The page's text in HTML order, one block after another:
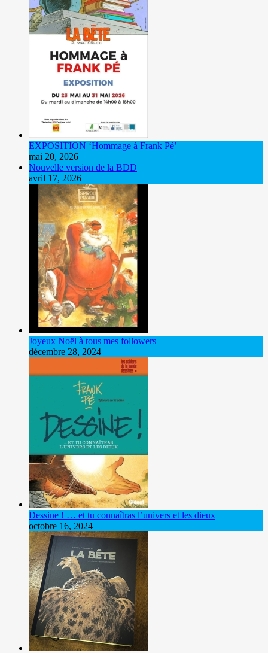
EXPOSITION ‘Hommage à Frank Pé’
mai 20, 2026
Nouvelle version de la BDD
avril 17, 2026
Joyeux Noël à tous mes followers
décembre 28, 2024
Dessine ! … et tu connaîtras l’univers et les dieux
octobre 16, 2024